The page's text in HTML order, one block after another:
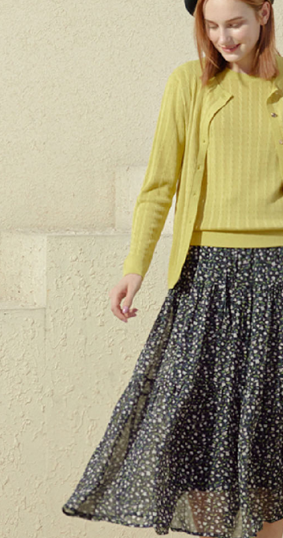
【注意事項】
１．透過由恩沛科技股份有限
交易，需依本服務之必要範圍
求債權轉讓予恩沛科技股份有限
２．關於個人資料處理事宜，請
https://aftee.tw/terms/#terms3
３．未成年的使用者請事先徵
「AFTEE先享後付」，若未經
任。
４．使用「AFTEE先享後付」
即時審查核予不同之上限額度
結果請求用戶進行身份認證。
５．嚴禁一人註冊多個帳號或
形，恩沛科技股份有限公司將
動。
每筆NT$120，滿NT$2,000(